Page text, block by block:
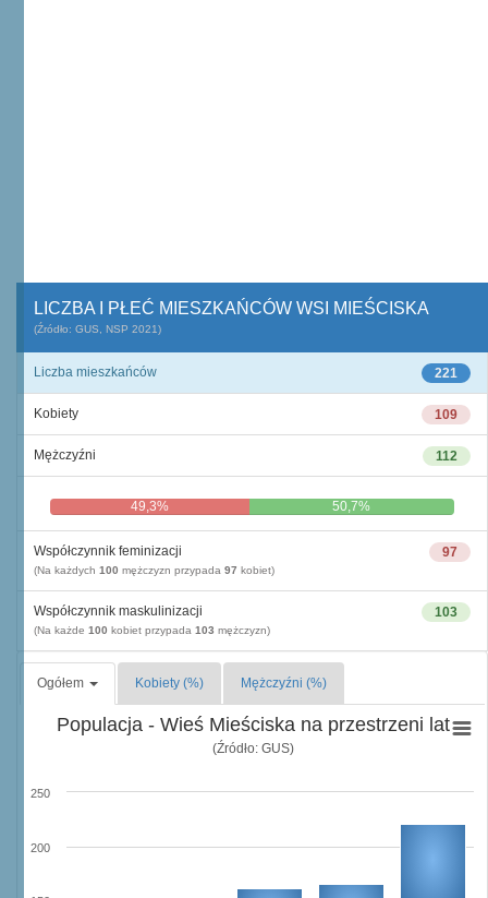
LICZBA I PŁEĆ MIESZKAŃCÓW WSI MIEŚCISKA
(Źródło: GUS, NSP 2021)
221
Liczba mieszkańców
109
Kobiety
112
Mężczyźni
49,3% 50,7%
97
Współczynnik feminizacji
(Na każdych 100 mężczyzn przypada 97 kobiet)
103
Współczynnik maskulinizacji
(Na każde 100 kobiet przypada 103 mężczyzn)
Ogółem Kobiety (%) Mężczyźni (%)
Populacja - Wieś Mieściska na przestrzeni lat
(Źródło: GUS)
200
250